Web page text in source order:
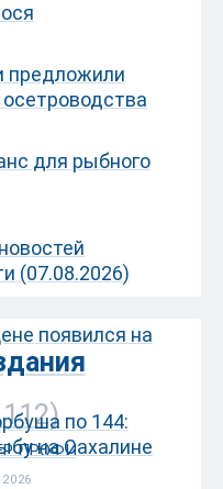
предложили
для рыбного
(07.08.2026)
появился на
по 144:
на Сахалине
ПРОФИ